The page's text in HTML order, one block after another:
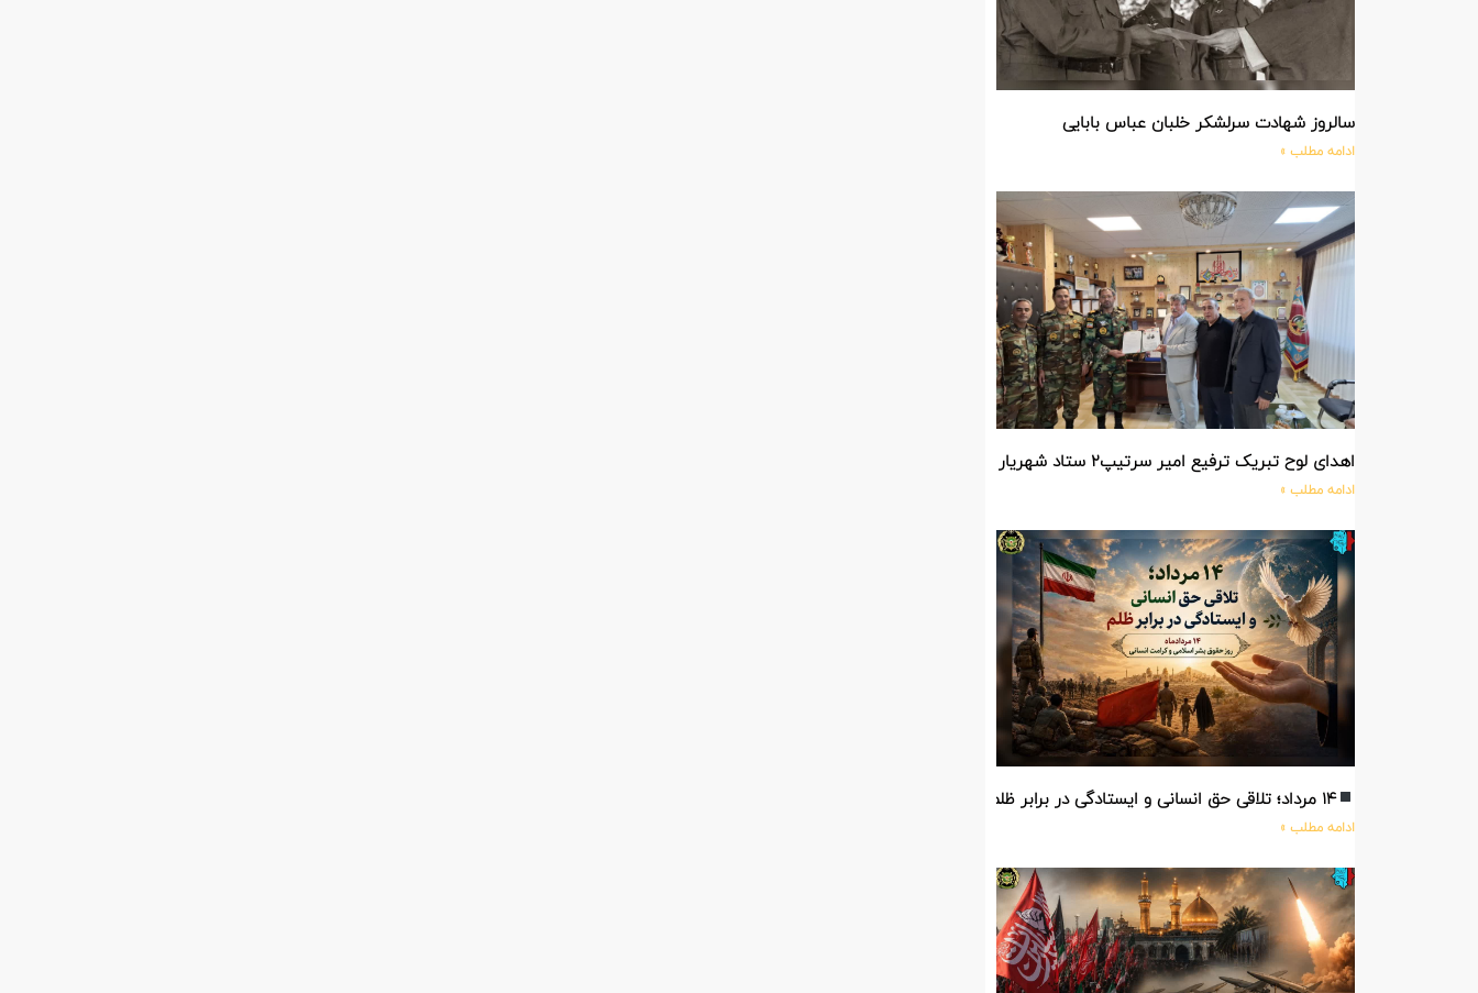
سالروز شهادت سرلشکر خلبان عباس بابایی
ادامه مطلب »
اهدای لوح تبریک ترفیع امیر سرتیپ۲ ستاد شهریار پورفضلی فرمانده تیپ ۳۶۴ شهید نصیرزاده نزاجا مستقر در مهاباد
ادامه مطلب »
۱۴ مرداد؛ تلاقی حق انسانی و ایستادگی در برابر ظلم
ادامه مطلب »